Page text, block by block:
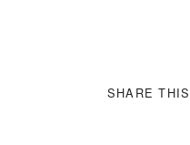
SHARE THIS